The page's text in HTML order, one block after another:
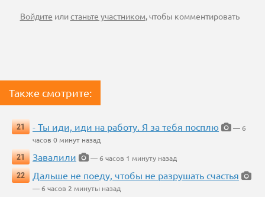
Войдите илистаньте участником, чтобы комментировать
Также смотрите:
21 - Ты иди, иди на работу. Я за тебя посплю
— 6
часов 0 минут назад
21
Завалили
— 6 часов 1 минуту назад
22
Дальше не поеду, чтобы не разрушать счастья
— 6 часов 2 минуты назад